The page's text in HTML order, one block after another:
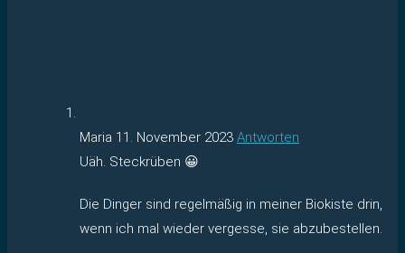
Maria 11. November 2023 Antworten
Uäh. Steckrüben 😀
Die Dinger sind regelmäßig in meiner Biokiste drin,
wenn ich mal wieder vergesse, sie abzubestellen.